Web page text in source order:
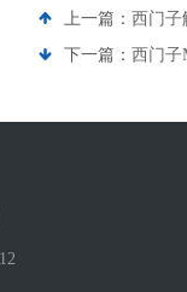
上一篇： 西门子
下一篇： 西门子